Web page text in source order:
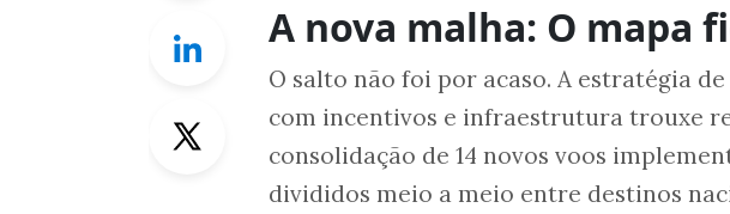
Linkedin
Twitter
A nova malha: O mapa
O salto não foi por acaso. A estratégia
com incentivos e infraestrutura trouxe
consolidação de 14 novos voos
divididos meio a meio entre destinos